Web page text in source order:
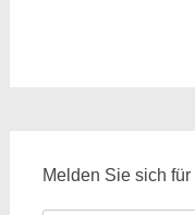
Melden Sie sich